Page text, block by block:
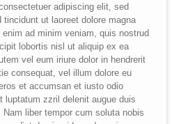
zzril
delenit
augue
duis
dolore
te
feugait
nulla
facil?
adipiscing elit, sed
ut laoreet dolore magna
ad minim veniam, quis nostrud
lobortis nisl ut aliquip ex ea
vel eum iriure dolor in hendrerit
consequat, vel illum dolore eu
et accumsan et iusto odio
luptatum zzril delenit augue duis
liber tempor cum soluta nobis